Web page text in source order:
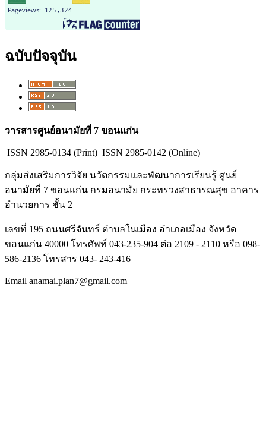
ฉบับปัจจุบัน
วารสารศูนย์อนามัยที่ 7 ขอนแก่น
ISSN 2985-0134 (Print) ISSN 2985-0142 (Online)
กลุ่มส่งเสริมการวิจัย นวัตกรรมและพัฒนาการเรียนรู้ ศูนย์
อนามัยที่ 7 ขอนแก่น กรมอนามัย กระทรวงสาธารณสุข อาคาร
อำนวยการ ชั้น 2
เลขที่ 195 ถนนศรีจันทร์ ตำบลในเมือง อำเภอเมือง จังหวัด
ขอนแก่น 40000 โทรศัพท์ 043-235-904 ต่อ 2109 - 2110 หรือ 098-
586-2136 โทรสาร 043- 243-416
Email anamai.plan7@gmail.com